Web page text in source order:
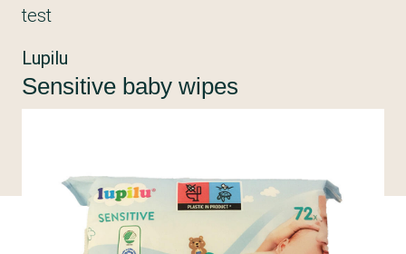
Lupilu
Sensitive baby wipes